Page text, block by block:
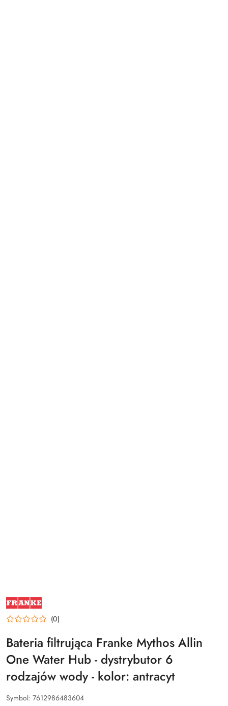
NAZWA
PRODUCENTA:
FRANKE
(0)
Bateria filtrująca Franke Mythos Allin
One Water Hub - dystrybutor 6
rodzajów wody - kolor: antracyt
Symbol: 7612986483604